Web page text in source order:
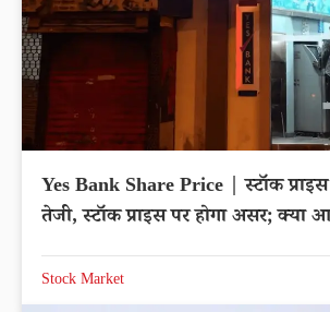
Yes Bank Share Price | स्टॉक
तेजी, स्टॉक प्राइस पर होगा असर; क्या
Stock Market